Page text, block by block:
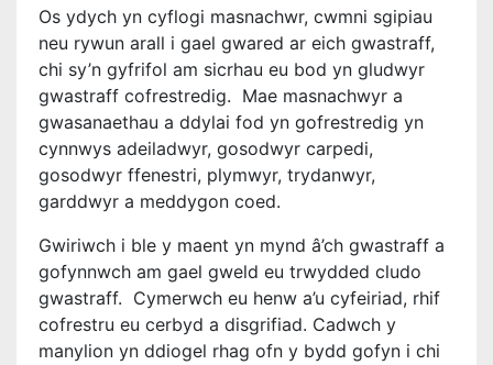
Os ydych yn cyflogi masnachwr, cwmni sgipiau
neu rywun arall i gael gwared ar eich gwastraff,
chi sy’n gyfrifol am sicrhau eu bod yn gludwyr
gwastraff cofrestredig. Mae masnachwyr a
gwasanaethau a ddylai fod yn gofrestredig yn
cynnwys adeiladwyr, gosodwyr carpedi,
gosodwyr ffenestri, plymwyr, trydanwyr,
garddwyr a meddygon coed.
Gwiriwch i ble y maent yn mynd â’ch gwastraff a
gofynnwch am gael gweld eu trwydded cludo
gwastraff. Cymerwch eu henw a’u cyfeiriad, rhif
cofrestru eu cerbyd a disgrifiad. Cadwch y
manylion yn ddiogel rhag ofn y bydd gofyn i chi